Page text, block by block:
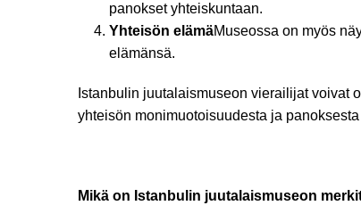
panokset yhteiskuntaan.
Yhteisön elämäMuseossa on myös
elämänsä.
Istanbulin juutalaismuseon vierailijat voivat
yhteisön monimuotoisuudesta ja
Mikä on Istanbulin juutalaismuseon